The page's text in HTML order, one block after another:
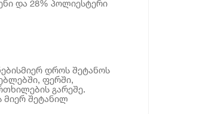
და 28% პოლიესტერი
დროს შეტანოს
ფერში,
გარეშე.
მიერ შეტანილ